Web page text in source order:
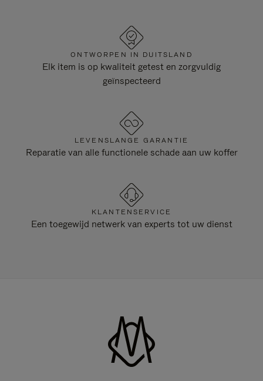
ONTWORPEN IN DUITSLAND
Elk item is op kwaliteit getest en zorgvuldig
geïnspecteerd
LEVENSLANGE GARANTIE
Reparatie van alle functionele schade aan uw koffer
KLANTENSERVICE
Een toegewijd netwerk van experts tot uw dienst